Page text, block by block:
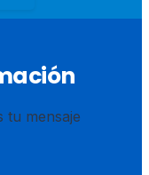
tu mensaje